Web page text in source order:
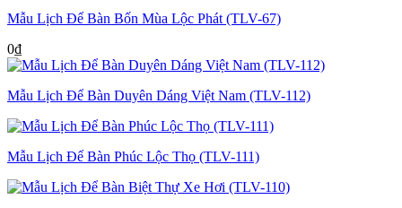
Mẫu Lịch Để Bàn Bốn Mùa Lộc Phát (TLV-67)
0₫
Mẫu Lịch Để Bàn Duyên Dáng Việt Nam (TLV-112)
Mẫu Lịch Để Bàn Phúc Lộc Thọ (TLV-111)